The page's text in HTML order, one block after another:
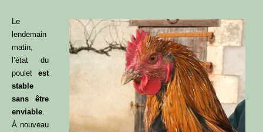
Le
lendemain
matin,
l’état du
poulet est
stable
sans être
enviable
À nouveau